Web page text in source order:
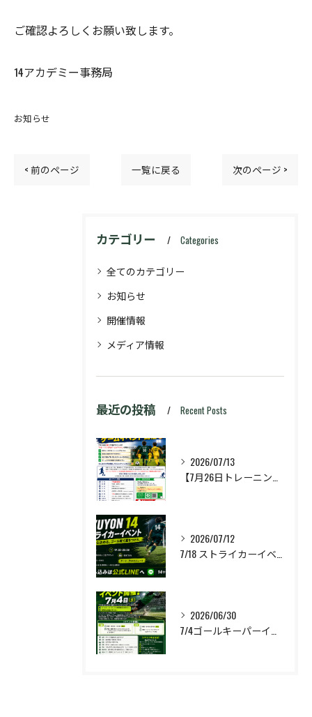
ご確認よろしくお願い致します。
14アカデミー事務局
お知らせ
< 前のページ 一覧に戻る 次のページ >
カテゴリー Categories
全てのカテゴリー
お知らせ
開催情報
メディア情報
最近の投稿 Recent Posts
2026/07/13
2026/07/12
2026/06/30